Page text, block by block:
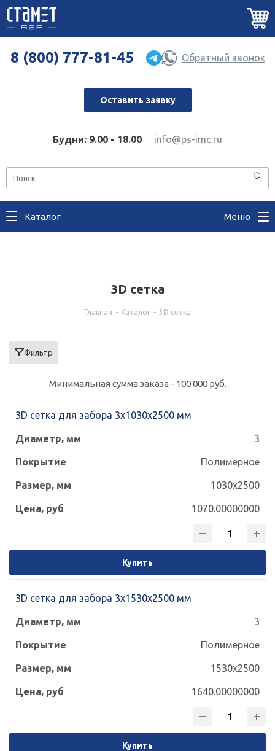
8 (800) 777-81-45 Обратный звонок
Оставить заявку
Будни: 9.00 - 18.00 info@ps-imc.ru
Каталог Меню
3D сетка
Главная - Каталог - 3D сетка
Фильтр
Минимальная сумма заказа - 100 000 руб.
3D сетка для забора 3x1030x2500 мм
3
Полимерное
1030x2500
1070.00000000
Купить
3D сетка для забора 3x1530x2500 мм
3
Полимерное
1530x2500
1640.00000000
Купить